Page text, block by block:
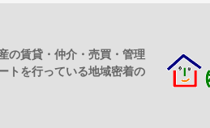
の賃貸・仲介・売買・管理
トを行っている地域密着の